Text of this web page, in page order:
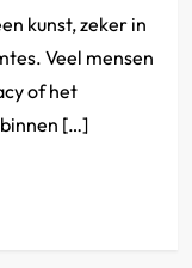
kunst, zeker in
Veel mensen
of het
[…]